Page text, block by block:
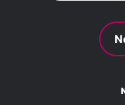
Four